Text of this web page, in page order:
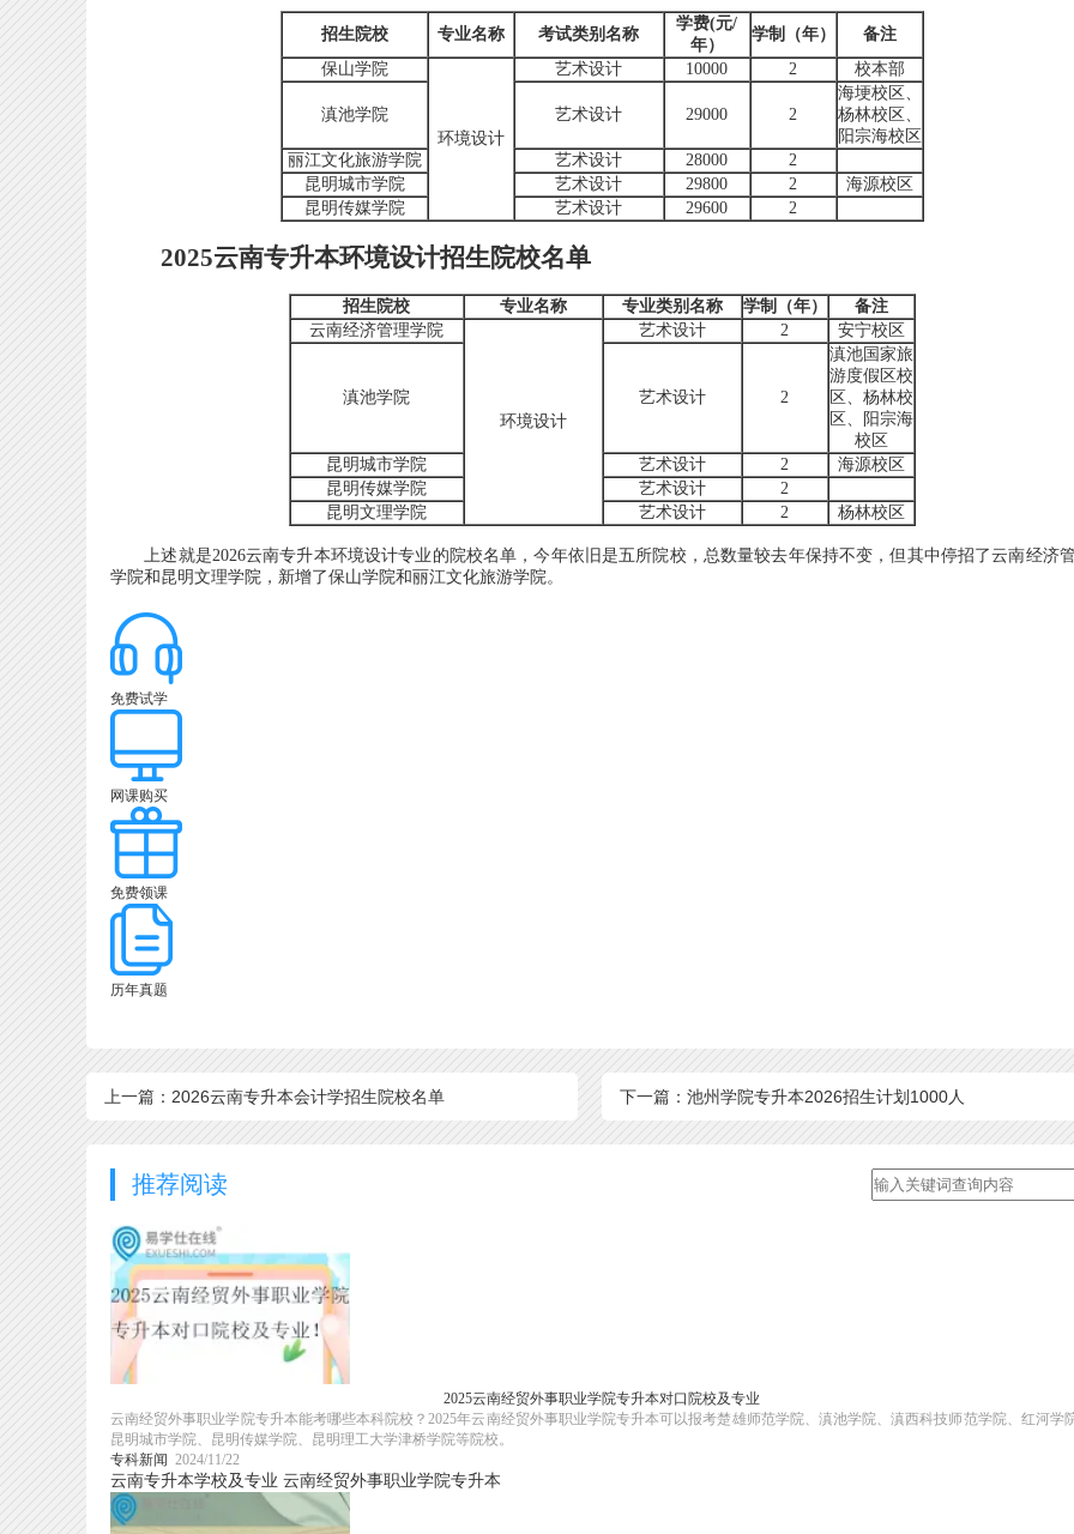
招生院校 专业名称 考试类别名称
学费(元/
年）
学制（年）
备注
保山学院
环境设计
艺术设计 10000 2 校本部
滇池学院 艺术设计 29000 2
海埂校区、
杨林校区、
阳宗海校区
丽江文化旅游学院
艺术设计 28000
2
昆明城市学院
艺术设计 29800 2
海源校区
昆明传媒学院
艺术设计 29600 2
2025云南专升本环境设计招生院校名单
招生院校 专业名称 专业类别名称 学制（年）
备注
云南经济管理学院
环境设计
艺术设计 2 安宁校区
滇池学院 艺术设计 2
滇池国家旅
游度假区校
区、杨林校
区、阳宗海
校区
昆明城市学院
艺术设计 2
海源校区
昆明传媒学院
艺术设计
2
昆明文理学院
艺术设计 2 杨林校区
上述就是2026云南专升本环境设计专业的院校名单，今年依旧是五所院校，总数量较去年保持不变，但其中停招了云南经济
学院和昆明文理学院，新增了保山学院和丽江文化旅游学院。
免费试学
网课购买
免费领课
历年真题
上一篇：2026云南专升本会计学招生院校名单 下一篇：池州学院专升本2026招生计划1000人
推荐阅读
2025云南经贸外事职业学院专升本对口院校及专业
云南经贸外事职业学院专升本能考哪些本科院校？2025年云南经贸外事职业学院专升本可以报考楚雄师范学院、滇池学院、滇西科技师范学院、红河学
昆明城市学院、昆明传媒学院、昆明理工大学津桥学院等院校。
专科新闻 2024/11/22
云南专升本学校及专业 云南经贸外事职业学院专升本